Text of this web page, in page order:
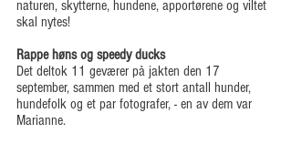
naturen, skytterne, hundene, apportørene og viltet
skal nytes!
Rappe høns og speedy ducks
Det deltok 11 geværer på jakten den 17
september, sammen med et stort antall hunder,
hundefolk og et par fotografer, - en av dem var
Marianne.